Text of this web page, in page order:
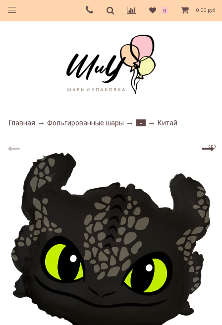
0 0.00 руб
Главная Фольгированные шары - Китай